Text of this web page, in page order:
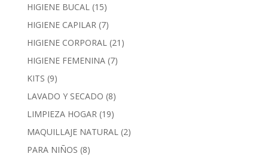
HIGIENE BUCAL (15)
HIGIENE CAPILAR (7)
HIGIENE CORPORAL (21)
HIGIENE FEMENINA (7)
KITS (9)
LAVADO Y SECADO (8)
LIMPIEZA HOGAR (19)
MAQUILLAJE NATURAL (2)
PARA NIÑOS (8)